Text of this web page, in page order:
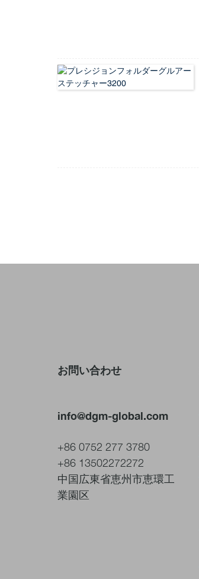
お問い合わせ
info@dgm-global.com
+86 0752 277 3780
+86 13502272272
中国広東省恵州市恵環工
業園区